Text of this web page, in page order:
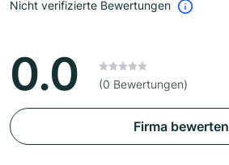
Nicht verifizierte Bewertungen
0.0 (0 Bewertungen)
Firma bewerten